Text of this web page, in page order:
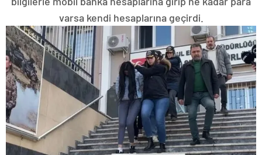
varsa kendi hesaplarına geçirdi.